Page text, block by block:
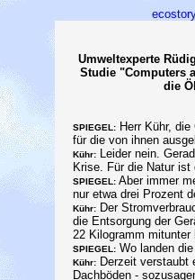
Umweltexperte
Studie "Computers
die
SPIEGEL: Herr Kühr,
für die von ihnen
Kühr: Leider nein.
Krise. Für die Natur
SPIEGEL: Aber immer
nur etwa drei Prozent
Kühr: Der
die Entsorgung der
22 Kilogramm
SPIEGEL: Wo landen
Kühr: Derzeit verstaubt
Dachböden -